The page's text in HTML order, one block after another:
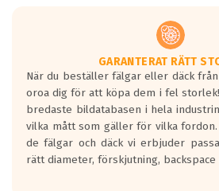
GARANTERAT RÄTT
När du beställer fälgar eller däck
oroa dig för att köpa dem i fel
bredaste bildatabasen i hela
vilka mått som gäller för vilka
de fälgar och däck vi erbjuder
rätt diameter, förskjutning,